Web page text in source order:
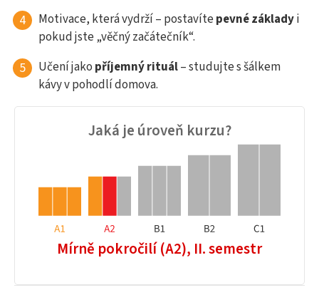
Motivace, která vydrží – postavítepevné základyi
pokud jste „věčný začátečník“.
Učení jako příjemný rituál– studujte s šálkem
kávy v pohodlí domova.
Jaká je úroveň kurzu?
Mírně pokročilí (A2), II. semestr